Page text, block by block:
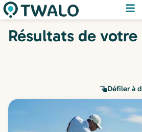
Résultats de
Défiler à